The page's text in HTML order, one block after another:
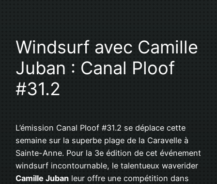
Windsurf avec Camille
Juban : Canal Ploof
#31.2
L’émission Canal Ploof #31.2 se déplace cette
semaine sur la superbe plage de la Caravelle à
Sainte-Anne. Pour la 3e édition de cet événement
windsurf incontournable, le talentueux waverider
Camille Juban leur offre une compétition dans